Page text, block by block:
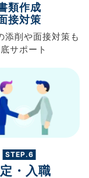
類作成
接対策
添削や面接対策も
サポート
STEP.6
・入職